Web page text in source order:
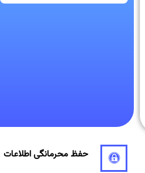
حفظ محرمانگی اطلاعات